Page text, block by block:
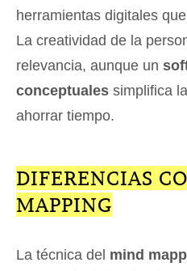
herramientas digitales
La creatividad de la
relevancia, aunque un
conceptuales simplifica
ahorrar tiempo.
DIFERENCIAS
MAPPING
La técnica del mind